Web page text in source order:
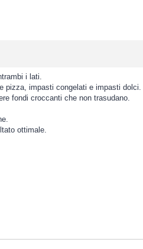
i lati.
pizza, impasti congelati e impasti dolci.
fondi croccanti che non trasudano.
ottimale.